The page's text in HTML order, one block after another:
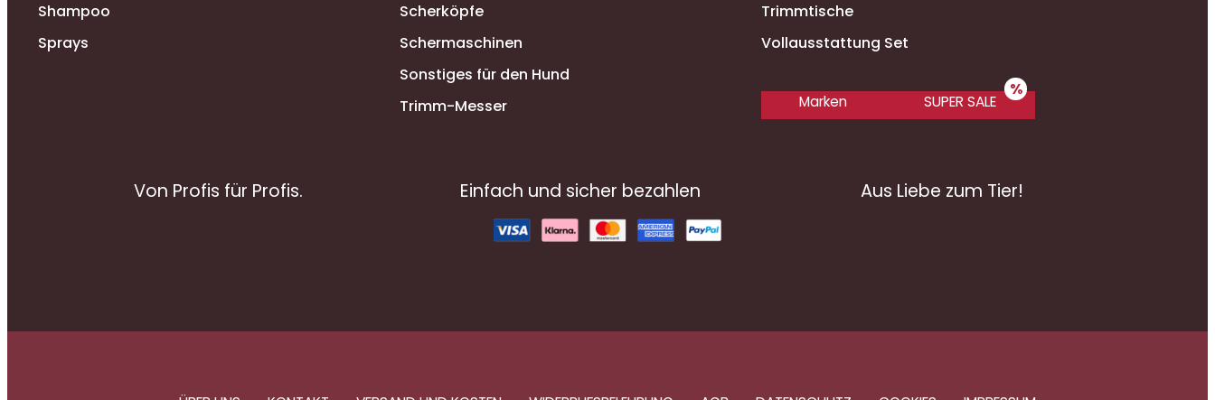
Shampoo
Sprays
Scherköpfe
Schermaschinen
Sonstiges für den Hund
Trimm-Messer
Trimmtische
Vollausstattung Set
Marken SUPER SALE
Von Profis für Profis. Einfach und sicher bezahlen Aus Liebe zum Tier!